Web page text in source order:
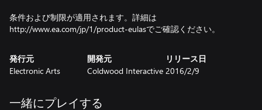
条件および制限が適用されます。詳細は
http://www.ea.com/jp/1/product-eulasでご確認ください。
発行元
Electronic Arts
開発元
Coldwood Interactive
リリース日
2016/2/9
一緒にプレイする